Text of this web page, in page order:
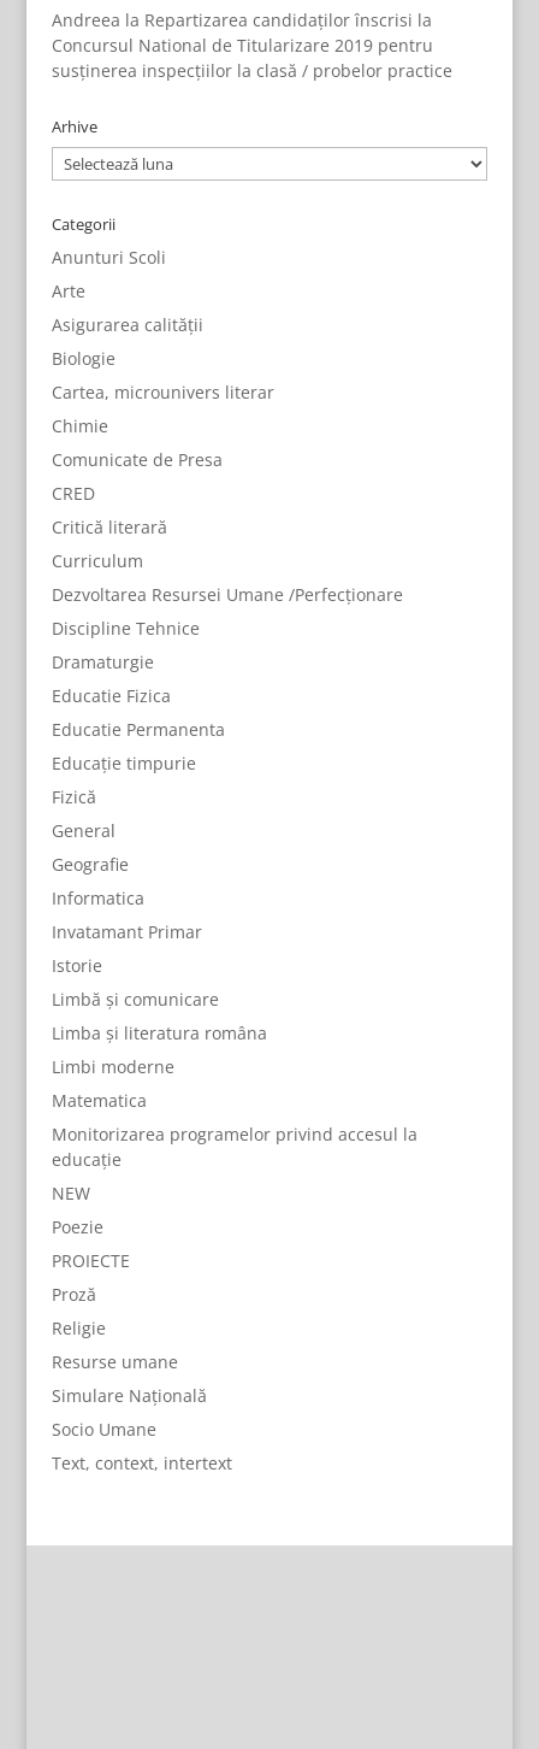
Andreea la Repartizarea candidaților înscrisi la
Concursul National de Titularizare 2019 pentru
susținerea inspecțiilor la clasă / probelor practice
Arhive
Arhive
Categorii
Anunturi Scoli
Arte
Asigurarea calității
Biologie
Cartea, microunivers literar
Chimie
Comunicate de Presa
CRED
Critică literară
Curriculum
Dezvoltarea Resursei Umane /Perfecționare
Discipline Tehnice
Dramaturgie
Educatie Fizica
Educatie Permanenta
Educație timpurie
Fizică
General
Geografie
Informatica
Invatamant Primar
Istorie
Limbă și comunicare
Limba și literatura româna
Limbi moderne
Matematica
Monitorizarea programelor privind accesul la
educație
NEW
Poezie
PROIECTE
Proză
Religie
Resurse umane
Simulare Națională
Socio Umane
Text, context, intertext